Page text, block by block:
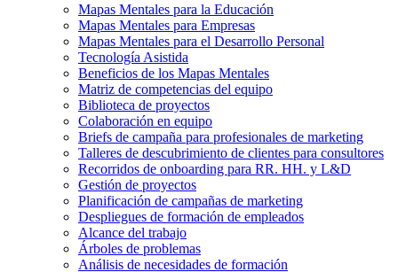
Mapas Mentales para la Educación
Mapas Mentales para Empresas
Mapas Mentales para el Desarrollo Personal
Tecnología Asistida
Beneficios de los Mapas Mentales
Matriz de competencias del equipo
Biblioteca de proyectos
Colaboración en equipo
Briefs de campaña para profesionales de marketing
Talleres de descubrimiento de clientes para consultores
Recorridos de onboarding para RR. HH. y L&D
Gestión de proyectos
Planificación de campañas de marketing
Despliegues de formación de empleados
Alcance del trabajo
Árboles de problemas
Análisis de necesidades de formación